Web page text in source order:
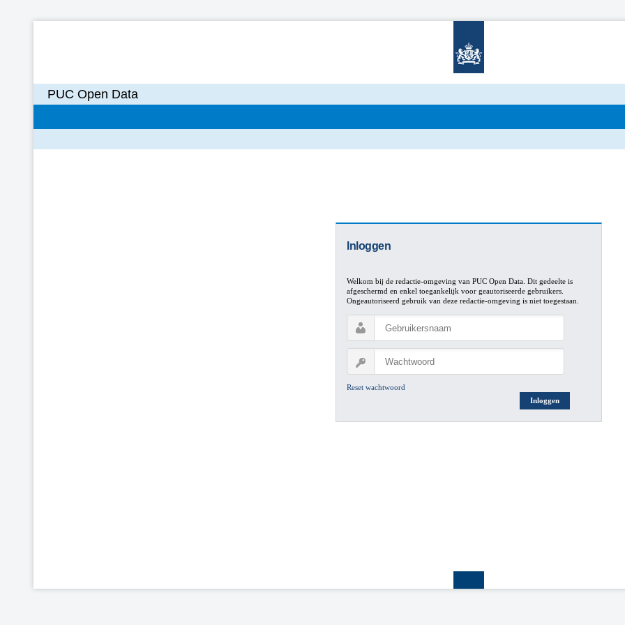
PUC Open Data
Inloggen
Welkom bij de redactie-omgeving van PUC Open Data. Dit gedeelte is
afgeschermd en enkel toegankelijk voor geautoriseerde gebruikers.
Ongeautoriseerd gebruik van deze redactie-omgeving is niet toegestaan.
Reset wachtwoord